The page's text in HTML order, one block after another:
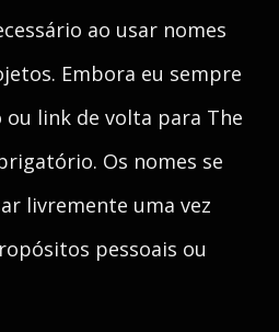
ao usar nomes
Embora eu sempre
ou link de volta para The
Os nomes se
livremente uma vez
pessoais ou